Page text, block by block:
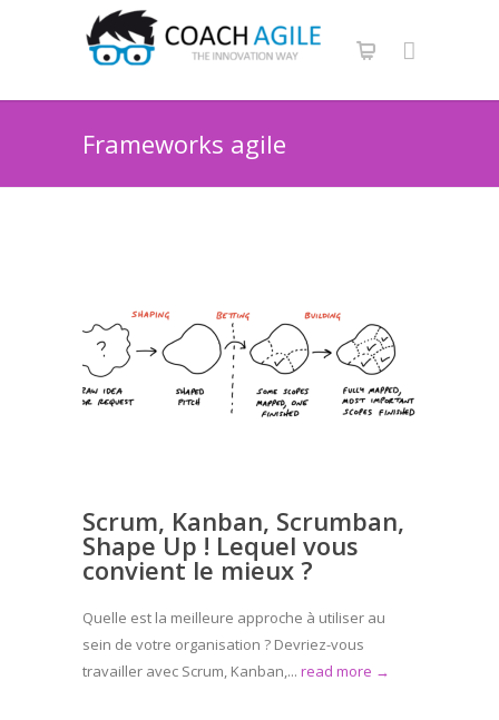
Frameworks agile
Scrum, Kanban, Scrumban,
Shape Up ! Lequel vous
convient le mieux ?
Quelle est la meilleure approche à utiliser au
sein de votre organisation ? Devriez-vous
travailler avec Scrum, Kanban,... read more →